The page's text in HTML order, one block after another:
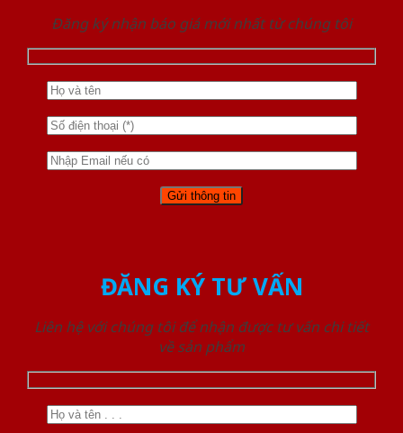
Đăng ký nhận báo giá mới nhất từ chúng tôi
ĐĂNG KÝ TƯ VẤN
Liên hệ với chúng tôi để nhận được tư vấn chi tiết
về sản phẩm